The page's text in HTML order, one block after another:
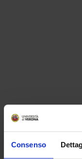
Consenso
GOVERNANCE